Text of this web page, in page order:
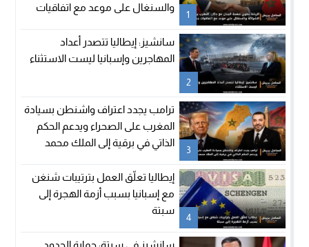
1
والسنغال على موعد مع اتفاقيات
2
سانشيز: إيطاليا تتصدر أعداد
المهاجرين وإسبانيا ليست الاستثناء
3
ترامب يجدد اعتراف واشنطن بسيادة
المغرب على الصحراء ويدعم الحكم
الذاتي في برقية إلى الملك محمد
4
إيطاليا تعلّق العمل بترتيبات شنغن
مع إسبانيا بسبب أزمة الهجرة إلى
سبتة
سانشيز في سبتة: حماية الحدود